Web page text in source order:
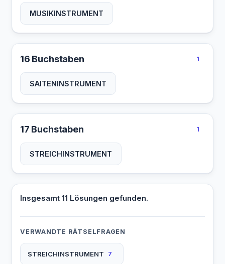
MUSIKINSTRUMENT
16 Buchstaben 1
SAITENINSTRUMENT
17 Buchstaben 1
STREICHINSTRUMENT
Insgesamt 11 Lösungen gefunden.
VERWANDTE RÄTSELFRAGEN
STREICHINSTRUMENT 7